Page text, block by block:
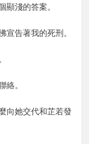
顯淺的答案。
宣告著我的死刑。
絡。
向她交代和芷若發